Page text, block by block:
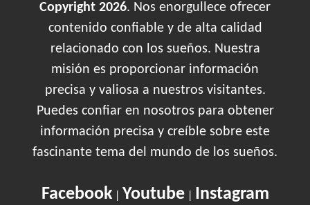
Copyright 2026. Nos enorgullece ofrecer
contenido confiable y de alta calidad
relacionado con los sueños. Nuestra
misión es proporcionar información
precisa y valiosa a nuestros visitantes.
Puedes confiar en nosotros para obtener
información precisa y creíble sobre este
fascinante tema del mundo de los sueños.
Facebook| Youtube| Instagram